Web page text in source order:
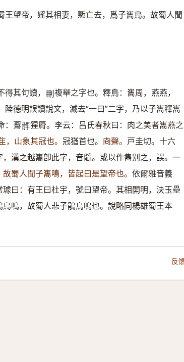
望帝，婬其相妻，慙亡去，爲子巂鳥。故蜀人聞
其句讀， 𠜂 複舉之字也。釋鳥：巂周，燕燕，
德明誤讀說文，滅去“一曰”二字，乃以子巂釋巂
：鷰𩩙 猩脣。李云：吕氏春秋曰：肉之美者巂燕之
，山象其冠也。 冠猶首也。 㕯聲。 戸圭切。十六
漢之越巂卽此字，音髓。或以作雋别之，誤。 一
蜀人聞子巂鳴，皆起曰是望帝也。 依爾雅音義
曰：有王曰杜宇，號曰望帝。其相開明，決玉壘
鳴，故蜀人悲子鵑鳥鳴也。說略同楊雄蜀王本
反